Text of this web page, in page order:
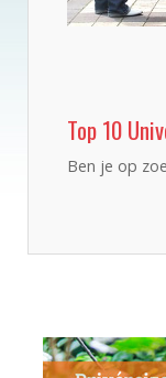
Top 10
Ben je op